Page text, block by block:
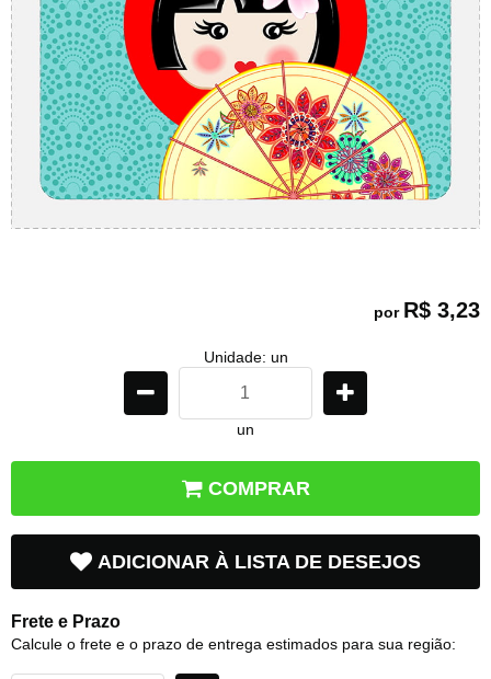
por R$ 3,23
Unidade: un
un
COMPRAR
ADICIONAR À LISTA DE DESEJOS
Frete e Prazo
Calcule o frete e o prazo de entrega estimados para sua região: